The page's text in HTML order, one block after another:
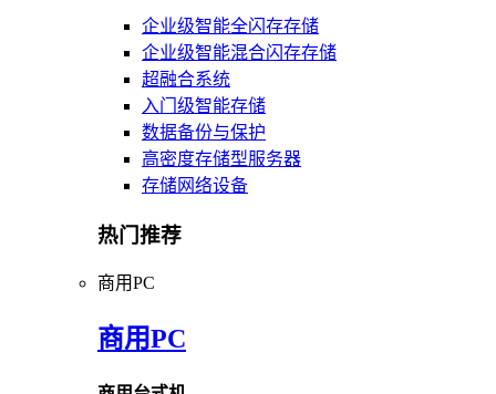
企业级智能全闪存存储
企业级智能混合闪存存储
超融合系统
入门级智能存储
数据备份与保护
高密度存储型服务器
存储网络设备
热门推荐
商用PC
商用PC